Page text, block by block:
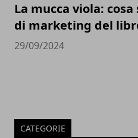
La mucca viola:
di marketing del
29/09/2024
CATEGORIE